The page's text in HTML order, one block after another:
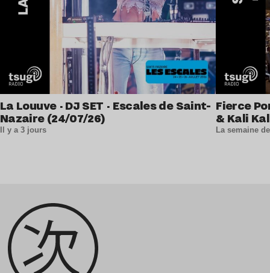
La Louuve · DJ SET · Escales de Saint-
Nazaire (24/07/26)
Il y a 3 jours
Fierce
& Kali
La semaine